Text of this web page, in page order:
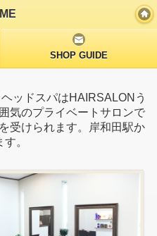
SHOP GUIDE
ッドスパはHAIRSALONう
気のプライベートサロンで
受けられます。岸和田駅か
。